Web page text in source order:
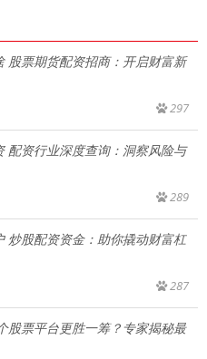
股票期货配资招商：开启财富新
297
配资行业深度查询：洞察风险与
289
炒股配资资金：助你撬动财富杠
287
股票平台更胜一筹？专家揭秘最